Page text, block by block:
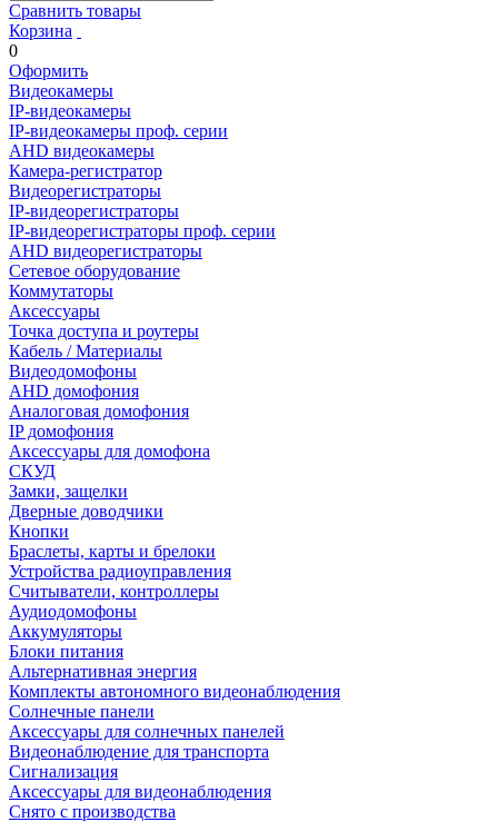
Сравнить товары
Корзина
0
Оформить
Видеокамеры
IP-видеокамеры
IP-видеокамеры проф. серии
AHD видеокамеры
Камера-регистратор
Видеорегистраторы
IP-видеорегистраторы
IP-видеорегистраторы проф. серии
AHD видеорегистраторы
Сетевое оборудование
Коммутаторы
Аксессуары
Точка доступа и роутеры
Кабель / Материалы
Видеодомофоны
AHD домофония
Аналоговая домофония
IP домофония
Аксессуары для домофона
СКУД
Замки, защелки
Дверные доводчики
Кнопки
Браслеты, карты и брелоки
Устройства радиоуправления
Считыватели, контроллеры
Аудиодомофоны
Аккумуляторы
Блоки питания
Альтернативная энергия
Комплекты автономного видеонаблюдения
Солнечные панели
Аксессуары для солнечных панелей
Видеонаблюдение для транспорта
Сигнализация
Аксессуары для видеонаблюдения
Снято с производства